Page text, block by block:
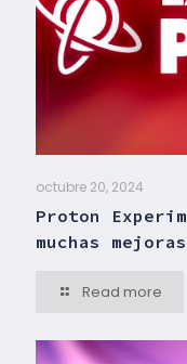
octubre 20, 2024
Proton
muchas mejoras
Read more